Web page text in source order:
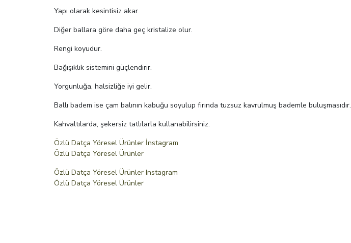
Yapı olarak kesintisiz akar.
Diğer ballara göre daha geç kristalize olur.
Rengi koyudur.
Bağışıklık sistemini güçlendirir.
Yorgunluğa, halsizliğe iyi gelir.
Ballı badem ise çam balının kabuğu soyulup fırında tuzsuz kavrulmuş bademle buluşmasıdır.
Kahvaltılarda, şekersiz tatlılarla kullanabilirsiniz.
Özlü Datça Yöresel Ürünler İnstagram
Özlü Datça Yöresel Ürünler
Özlü Datça Yöresel Ürünler Instagram
Özlü Datça Yöresel Ürünler